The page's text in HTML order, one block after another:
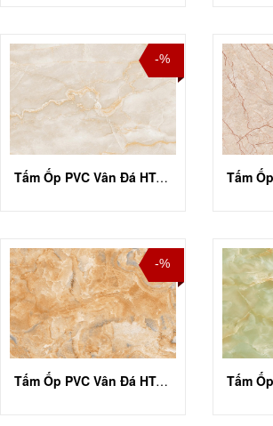
-%
Tấm Ốp PVC Vân Đá HT-A010
-%
Tấm Ốp PVC Vân Đá HT-A015